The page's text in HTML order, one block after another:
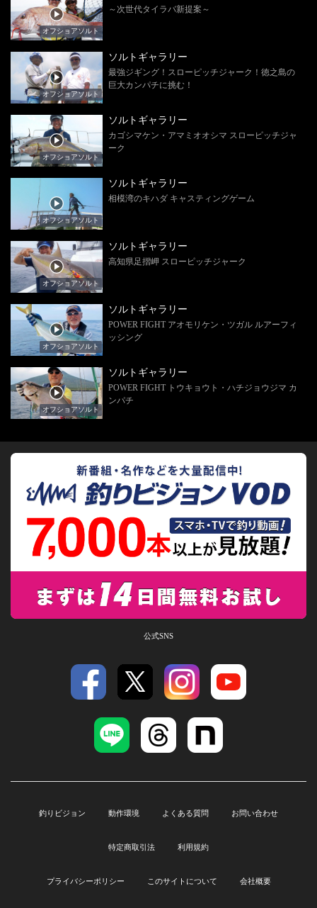
オフショアソルト
～次世代タイラバ新提案～
オフショアソルト
ソルトギャラリー
最強ジギング！スローピッチジャーク！徳之島の
巨大カンパチに挑む！
オフショアソルト
ソルトギャラリー
カゴシマケン・アマミオオシマ スローピッチジャ
ーク
オフショアソルト
ソルトギャラリー
相模湾のキハダ キャスティングゲーム
オフショアソルト
ソルトギャラリー
高知県足摺岬 スローピッチジャーク
オフショアソルト
ソルトギャラリー
POWER FIGHT アオモリケン・ツガル ルアーフィ
ッシング
オフショアソルト
ソルトギャラリー
POWER FIGHT トウキョウト・ハチジョウジマ カ
ンパチ
公式SNS
釣りビジョン 動作環境 よくある質問 お問い合わせ
特定商取引法 利用規約
プライバシーポリシー このサイトについて 会社概要